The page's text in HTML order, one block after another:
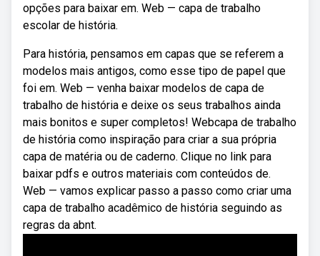
opções para baixar em. Web — capa de trabalho
escolar de história.
Para história, pensamos em capas que se referem a
modelos mais antigos, como esse tipo de papel que
foi em. Web — venha baixar modelos de capa de
trabalho de história e deixe os seus trabalhos ainda
mais bonitos e super completos! Webcapa de trabalho
de história como inspiração para criar a sua própria
capa de matéria ou de caderno. Clique no link para
baixar pdfs e outros materiais com conteúdos de.
Web — vamos explicar passo a passo como criar uma
capa de trabalho acadêmico de história seguindo as
regras da abnt.